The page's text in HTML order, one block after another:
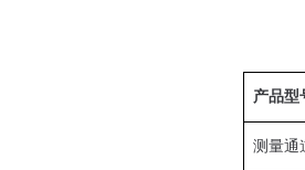
产品型
测量通